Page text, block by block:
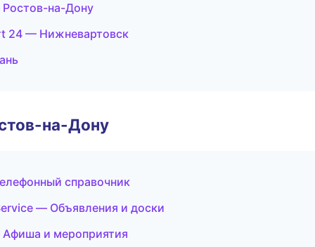
на-Дону
24 — Нижневартовск
на-Дону
справочник
— Объявления и доски
и мероприятия